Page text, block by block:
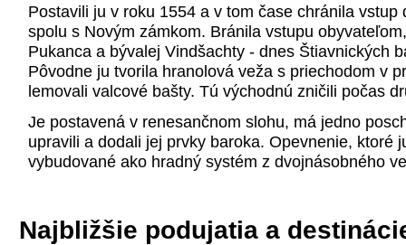
Postavili ju v roku 1554 a v tom čase chránila vstup
spolu s Novým zámkom. Bránila vstupu
Pukanca a bývalej Vindšachty - dnes Štiavnických
Pôvodne ju tvorila hranolová veža s priechodom v
lemovali valcové bašty. Tú východnú zničili počas
Je postavená v renesančnom slohu, má jedno
upravili a dodali jej prvky baroka. Opevnenie, ktoré
vybudované ako hradný systém z dvojnásobného
Najbližšie podujatia a